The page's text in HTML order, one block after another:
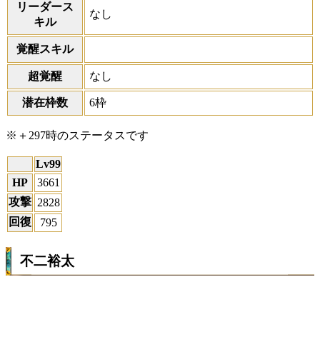
リーダース
キル
なし
覚醒スキル
超覚醒 なし
潜在枠数 6枠
※＋297時のステータスです
Lv99
HP
3661
攻撃 2828
回復
795
不二裕太